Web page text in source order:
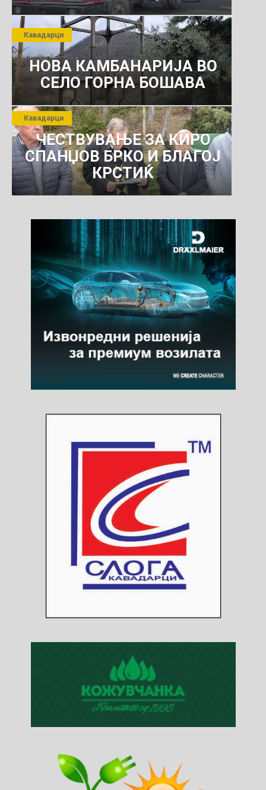
РОСОМАНСКОТО ЈАВНО
ПРЕТПРИЈАТИЕ ЗА
КОМУНАЛНО УСЛУГИ
НОВА КАМБАНАРИЈА ВО
СЕЛО ГОРНА БОШАВА
Кавадарци
ЧЕСТВУВАЊЕ ЗА КИРО
СПАНЏОВ БРКО И БЛАГОЈ
КРСТИЌ
Кавадарци